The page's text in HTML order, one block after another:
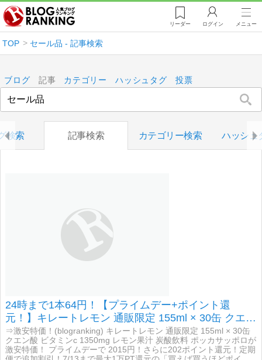
リーダー ログイン メニュー
TOP セール品 - 記事検索
ブログ 記事 カテゴリー ハッシュタグ 投票
検索 記事検索 カテゴリー検索 ハッシュ
24時まで1本64円！【プライムデー+ポイント還
元！】キレートレモン 通販限定 155ml × 30缶 クエン
酸 ビタミンc 1350mg レモン果汁 炭酸飲料 ポッカサ
ッポロが激安特価！
⇒激安特価！(blogranking) キレートレモン 通販限定 155ml × 30缶
クエン酸 ビタミンc 1350mg レモン果汁 炭酸飲料 ポッカサッポロが
激安特価！ プライムデーで 2015円！さらに202ポイント還元！定期